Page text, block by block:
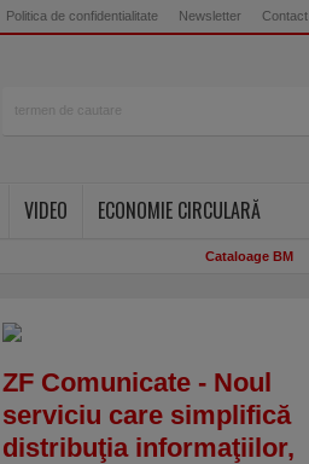
Politica de confidentialitate Newsletter Contact
VIDEO
ECONOMIE CIRCULARĂ
Cataloage BM
ZF Comunicate - Noul
serviciu care simplifică
distribuţia informaţiilor,